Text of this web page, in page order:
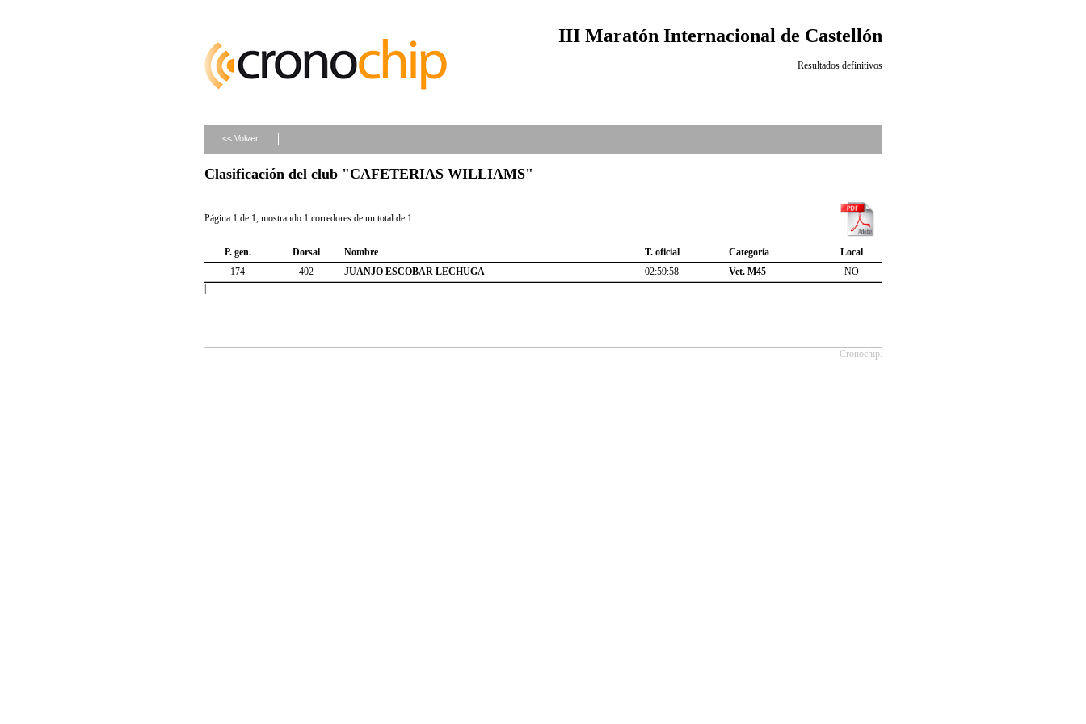
III Maratón Internacional de Castellón
Resultados definitivos
<< Volver
Clasificación del club "CAFETERIAS WILLIAMS"
Página 1 de 1, mostrando 1 corredores de un total de 1
P. gen. Dorsal Nombre T. oficial Categoría
Local
174
402 JUANJO ESCOBAR LECHUGA 02:59:58 Vet. M45
NO
|
Cronochip.